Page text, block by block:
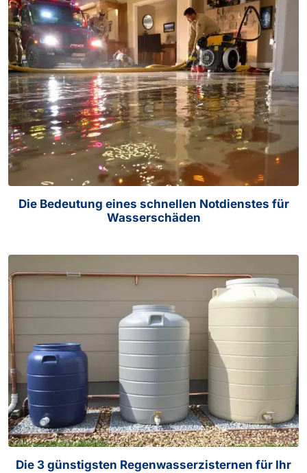
Die Bedeutung eines schnellen Notdienstes für
Wasserschäden
Die 3 günstigsten Regenwasserzisternen für Ihr